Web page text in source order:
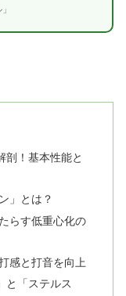
剖！基本性能と
」とは？
らす低重心化の
感と打音を向上
と「ステルス